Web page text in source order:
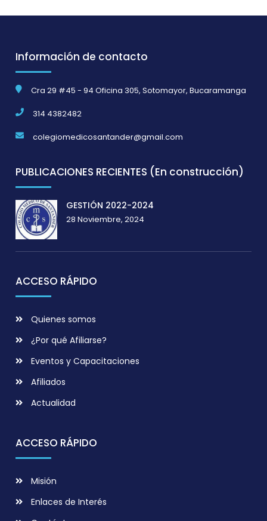
Información de contacto
Cra 29 #45 - 94 Oficina 305, Sotomayor, Bucaramanga
314 4382482
colegiomedicosantander@gmail.com
PUBLICACIONES RECIENTES (En construcción)
GESTIÓN 2022-2024
28 Noviembre, 2024
ACCESO RÁPIDO
Quienes somos
¿Por qué Afiliarse?
Eventos y Capacitaciones
Afiliados
Actualidad
ACCESO RÁPIDO
Misión
Enlaces de Interés